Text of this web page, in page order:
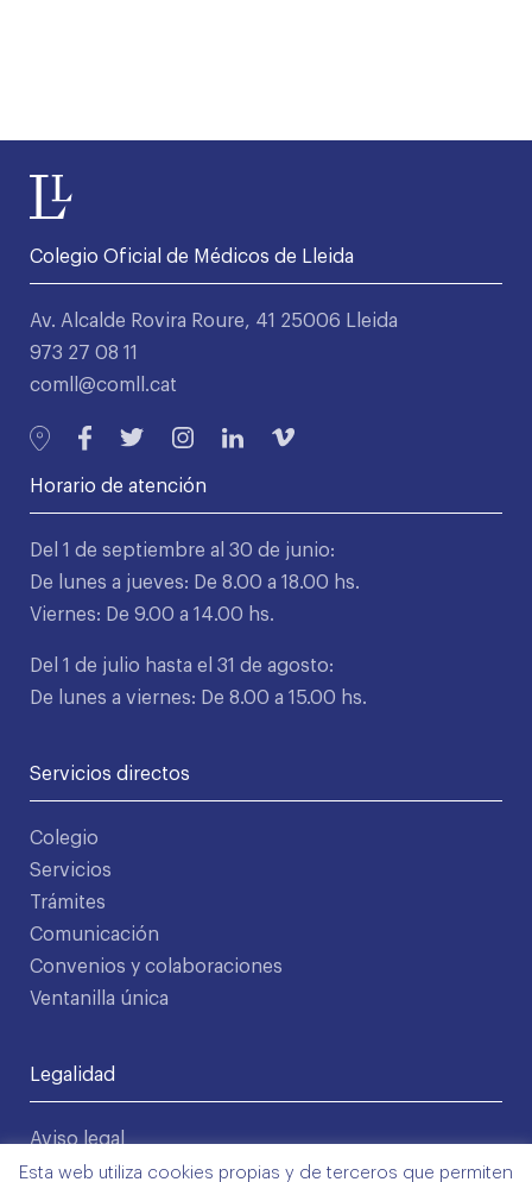
Colegio Oficial de Médicos de Lleida
Av. Alcalde Rovira Roure, 41 25006 Lleida
973 27 08 11
comll@comll.cat
Horario de atención
Del 1 de septiembre al 30 de junio:
De lunes a jueves: De 8.00 a 18.00 hs.
Viernes: De 9.00 a 14.00 hs.
Del 1 de julio hasta el 31 de agosto:
De lunes a viernes: De 8.00 a 15.00 hs.
Servicios directos
Colegio
Servicios
Trámites
Comunicación
Convenios y colaboraciones
Ventanilla única
Legalidad
Aviso legal
Política de privacidad
Esta web utiliza cookies propias y de terceros que permiten